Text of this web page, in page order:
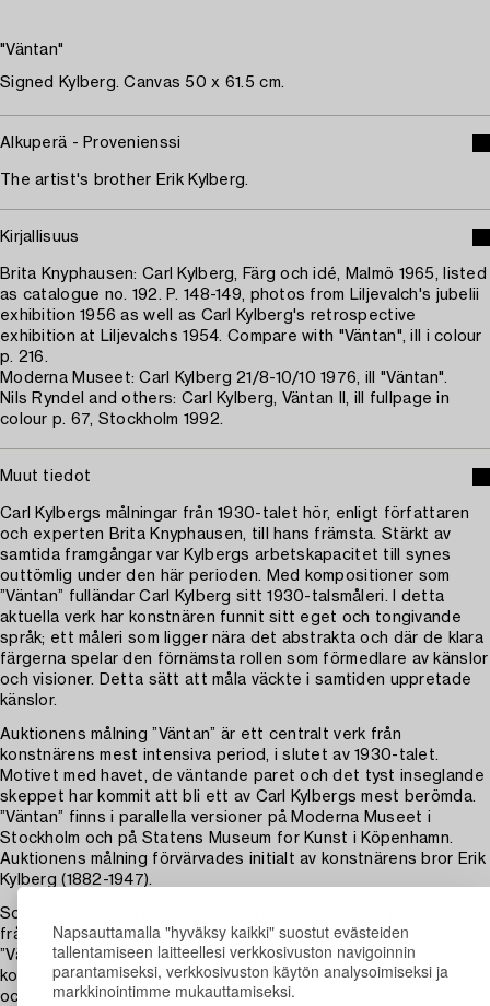
Napsauttamalla "hyväksy kaikki" suostut evästeiden
tallentamiseen laitteellesi verkkosivuston navigoinnin
parantamiseksi, verkkosivuston käytön analysoimiseksi ja
markkinointimme mukauttamiseksi.
"Väntan"
Signed Kylberg. Canvas 50 x 61.5 cm.
Alkuperä - Provenienssi
The artist's brother Erik Kylberg.
Kirjallisuus
Brita Knyphausen: Carl Kylberg, Färg och idé, Malmö 1965, listed
as catalogue no. 192. P. 148-149, photos from Liljevalch's jubelii
exhibition 1956 as well as Carl Kylberg's retrospective
exhibition at Liljevalchs 1954. Compare with "Väntan", ill i colour
p. 216.
Moderna Museet: Carl Kylberg 21/8-10/10 1976, ill "Väntan".
Nils Ryndel and others: Carl Kylberg, Väntan II, ill fullpage in
colour p. 67, Stockholm 1992.
Muut tiedot
Carl Kylbergs målningar från 1930-talet hör, enligt författaren
och experten Brita Knyphausen, till hans främsta. Stärkt av
samtida framgångar var Kylbergs arbetskapacitet till synes
outtömlig under den här perioden. Med kompositioner som
”Väntan” fulländar Carl Kylberg sitt 1930-talsmåleri. I detta
aktuella verk har konstnären funnit sitt eget och tongivande
språk; ett måleri som ligger nära det abstrakta och där de klara
färgerna spelar den förnämsta rollen som förmedlare av känslor
och visioner. Detta sätt att måla väckte i samtiden uppretade
känslor.
Auktionens målning ”Väntan” är ett centralt verk från
konstnärens mest intensiva period, i slutet av 1930-talet.
Motivet med havet, de väntande paret och det tyst inseglande
skeppet har kommit att bli ett av Carl Kylbergs mest berömda.
”Väntan” finns i parallella versioner på Moderna Museet i
Stockholm och på Statens Museum for Kunst i Köpenhamn.
Auktionens målning förvärvades initialt av konstnärens bror Erik
Kylberg (1882-1947).
Som så ofta i Carl Kylbergs konstnärskap är tidpunkten hämtad
från den långsamt gryende övergången mellan natt och dag.
”Väntan” är utförd i en för Kylberg kännetecknande teknik och
kolorit, där han skapar en känsla av att motivet och därmed
också färgerna vibrerar.